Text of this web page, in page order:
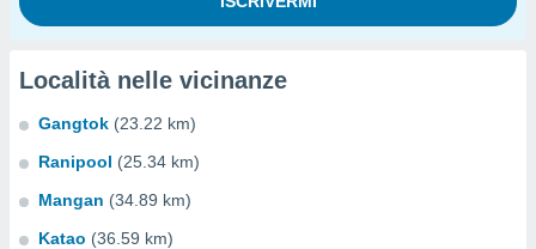
Località nelle vicinanze
Gangtok (23.22 km)
Ranipool (25.34 km)
Mangan (34.89 km)
Katao (36.59 km)